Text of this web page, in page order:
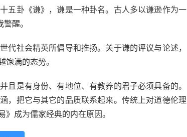
五卦《谦》，谦是一种卦名。古人多以谦逊作为一
醒。
代社会精英所倡导和推扬。关于谦的评议与论述，
满的态势。
是有身份、有地位、有教养的君子必须具备的。
，把它与其它的品质联系起来。传统上对道德伦理
成为儒家经典的内在原因。